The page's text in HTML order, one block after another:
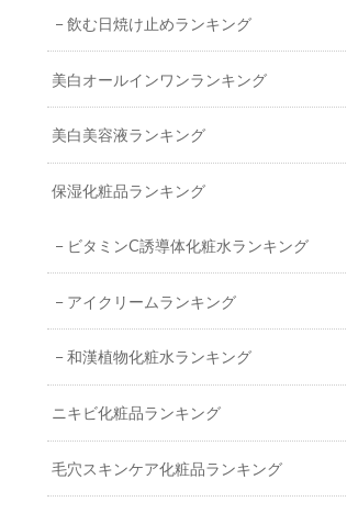
飲む日焼け止めランキング
美白オールインワンランキング
美白美容液ランキング
保湿化粧品ランキング
ビタミンC誘導体化粧水ランキング
アイクリームランキング
和漢植物化粧水ランキング
ニキビ化粧品ランキング
毛穴スキンケア化粧品ランキング